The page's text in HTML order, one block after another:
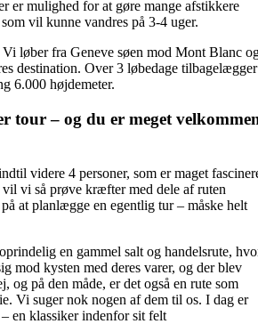
er mulighed for at gøre mange afstikkere
vil kunne vandres på 3-4 uger.
løber fra Geneve søen mod Mont Blanc
destination. Over 3 løbedage tilbagelægger
6.000 højdemeter.
tour – og du er meget
videre 4 personer, som er maget
vi så prøve kræfter med dele af ruten
at planlægge en egentlig tur – måske helt
en gammel salt og handelsrute,
mod kysten med deres varer, og der blev
og på den måde, er det også en rute som
Vi suger nok nogen af dem til os. I dag er
en klassiker indenfor sit felt